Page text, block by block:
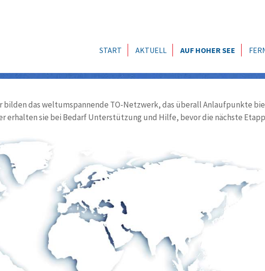
START AKTUELL AUF HOHER SEE
das weltumspannende TO-Netzwerk, das überall Anlaufpunkte
erhalten sie bei Bedarf Unterstützung und Hilfe, bevor die nächste